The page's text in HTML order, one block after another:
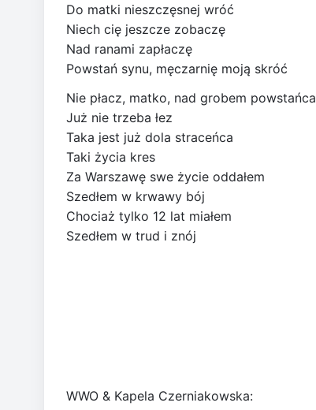
Do matki nieszczęsnej wróć
Niech cię jeszcze zobaczę
Nad ranami zapłaczę
Powstań synu, męczarnię moją skróć
Nie płacz, matko, nad grobem powstańca
Już nie trzeba łez
Taka jest już dola straceńca
Taki życia kres
Za Warszawę swe życie oddałem
Szedłem w krwawy bój
Chociaż tylko 12 lat miałem
Szedłem w trud i znój
WWO & Kapela Czerniakowska: